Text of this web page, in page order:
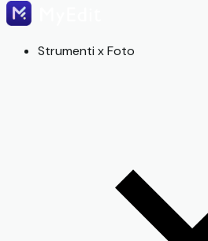
Strumenti x Foto